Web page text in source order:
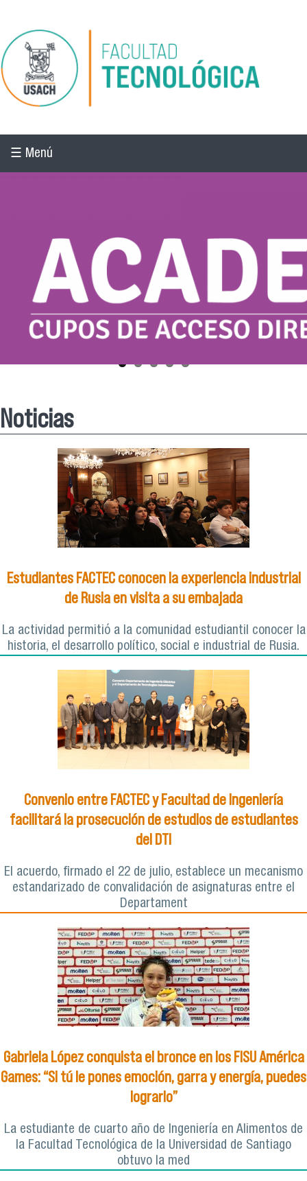
Pasar al contenido principal
☰ Menú
Noticias
Estudiantes FACTEC conocen la experiencia industrial
de Rusia en visita a su embajada
La actividad permitió a la comunidad estudiantil conocer la
historia, el desarrollo político, social e industrial de Rusia.
Convenio entre FACTEC y Facultad de Ingeniería
facilitará la prosecución de estudios de estudiantes
del DTI
El acuerdo, firmado el 22 de julio, establece un mecanismo
estandarizado de convalidación de asignaturas entre el
Departament
Gabriela López conquista el bronce en los FISU América
Games: “Si tú le pones emoción, garra y energía, puedes
lograrlo”
La estudiante de cuarto año de Ingeniería en Alimentos de
la Facultad Tecnológica de la Universidad de Santiago
obtuvo la med